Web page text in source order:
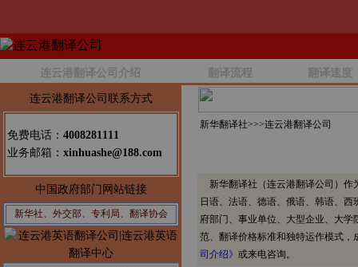
连云港翻译公司介绍 翻译流程 翻译速度
连云港翻译公司联系方式
免费电话： 4008281111
业务邮箱： xinhuashe@188.com
中国政府部门网站链接
新华社、外交部、专利局、翻译协会
新华翻译社>>>连云港翻译公司
新华翻译社（连云港翻译公司）作
日语、法语、德语、俄语、韩语、
府部门、事业单位、大型企业、大
范、翻译价格标准和独特运作模式
司介绍》 或来电咨询。